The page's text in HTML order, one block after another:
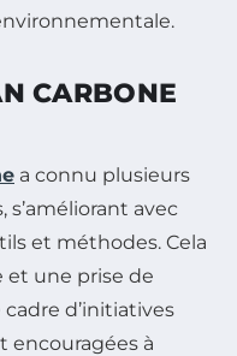
CARBONE
a connu plusieurs
s’améliorant avec
et méthodes. Cela
et une prise de
d’initiatives
encouragées à